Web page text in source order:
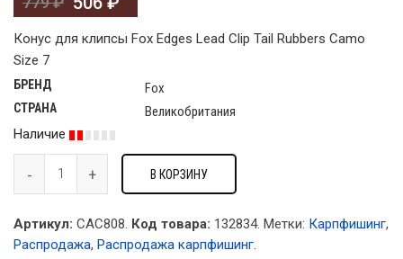
Конус для клипсы Fox Edges Lead Clip Tail Rubbers Camo
Size 7
БРЕНД Fox
СТРАНА
Великобритания
Наличие
В КОРЗИНУ
Артикул: CAC808. Код товара: 132834. Метки: Карпфишинг,
Распродажа, Распродажа карпфишинг.